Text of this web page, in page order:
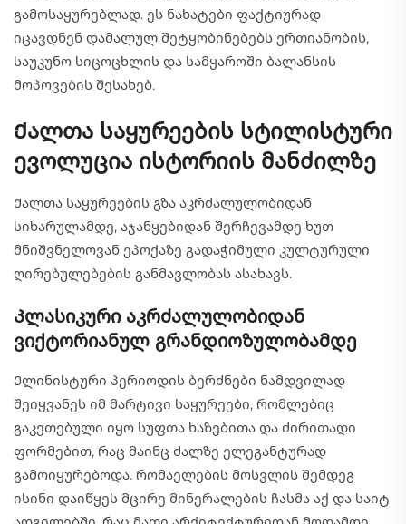
გამოსაყურებლად. ეს ნახატები ფაქტიურად
იცავდნენ დამალულ შეტყობინებებს ერთიანობის,
საუკუნო სიცოცხლის და სამყაროში ბალანსის
მოპოვების შესახებ.
Ქალთა საყურეების სტილისტური
ევოლუცია ისტორიის მანძილზე
Ქალთა საყურეების გზა აკრძალულობიდან
სიხარულამდე, აჯანყებიდან შერჩევამდე ხუთ
მნიშვნელოვან ეპოქაზე გადაჭიმული კულტურული
ღირებულებების განმავლობას ასახავს.
Კლასიკური აკრძალულობიდან
ვიქტორიანულ გრანდიოზულობამდე
Ელინისტური პერიოდის ბერძნები ნამდვილად
შეიყვანეს იმ მარტივი საყურეები, რომლებიც
გაკეთებული იყო სუფთა ხაზებითა და ძირითადი
ფორმებით, რაც მაინც ძალზე ელეგანტურად
გამოიყურებოდა. რომაელების მოსვლის შემდეგ
ისინი დაიწყეს მცირე მინერალების ჩასმა აქ და საიტ